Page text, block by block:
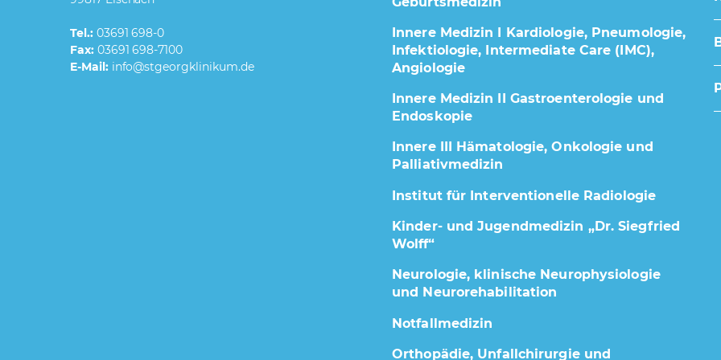
Tel.:03691 698-0
Fax:03691 698-7100
E-Mail:
Innere Medizin I Kardiologie, Pneumologie,
Infektiologie, Intermediate Care (IMC),
Angiologie
Innere Medizin II Gastroenterologie und
Endoskopie
Innere III Hämatologie, Onkologie und
Palliativmedizin
Institut für Interventionelle Radiologie
Kinder- und Jugendmedizin „Dr. Siegfried
Wolff“
Neurologie, klinische Neurophysiologie
und Neurorehabilitation
Notfallmedizin
Orthopädie, Unfallchirurgie und